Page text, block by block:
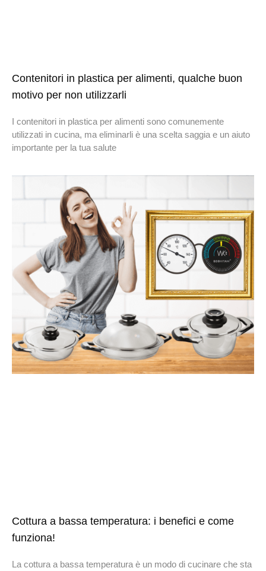
Contenitori in plastica per alimenti, qualche buon
motivo per non utilizzarli
I contenitori in plastica per alimenti sono comunemente
utilizzati in cucina, ma eliminarli è una scelta saggia e un aiuto
importante per la tua salute
Cottura a bassa temperatura: i benefici e come
funziona!
La cottura a bassa temperatura è un modo di cucinare che sta